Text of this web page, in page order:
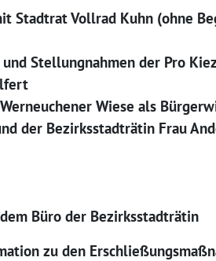
Stadtrat Vollrad Kuhn (ohne
Stellungnahmen der Pro
Wiese als
der Bezirksstadträtin Frau
Büro der Bezirksstadträtin
zu den